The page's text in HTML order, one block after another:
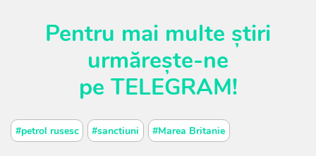
Pentru mai multe știri
urmărește-ne
pe TELEGRAM!
#petrol rusesc #sanctiuni #Marea Britanie